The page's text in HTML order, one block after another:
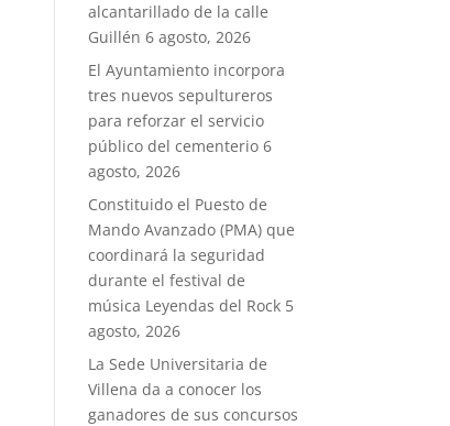
alcantarillado de la calle
Guillén 6 agosto, 2026
El Ayuntamiento incorpora
tres nuevos sepultureros
para reforzar el servicio
público del cementerio 6
agosto, 2026
Constituido el Puesto de
Mando Avanzado (PMA) que
coordinará la seguridad
durante el festival de
música Leyendas del Rock 5
agosto, 2026
La Sede Universitaria de
Villena da a conocer los
ganadores de sus concursos